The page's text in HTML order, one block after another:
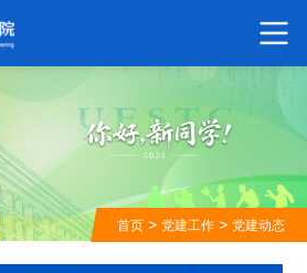
首页 > 党建工作 > 党建动态